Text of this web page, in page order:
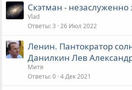
Скэтман -
Vlad
Ответы 3 26 Июл 2022
Ленин. Пантократор
Данилкин Лев
Митя
Ответы 0 4 Дек 2021